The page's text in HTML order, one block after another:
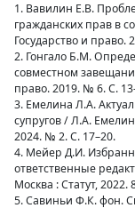
1. Вавилин Е.В.
гражданских прав в
Государство и право.
2. Гонгало Б.М.
совместном
право. 2019. № 6. С.
3. Емелина Л.А.
супругов / Л.А.
2024. № 2. С. 17–20.
4. Мейер Д.И.
ответственные
Москва : Статут, 2022.
5. Савиньи Ф.К. фон.